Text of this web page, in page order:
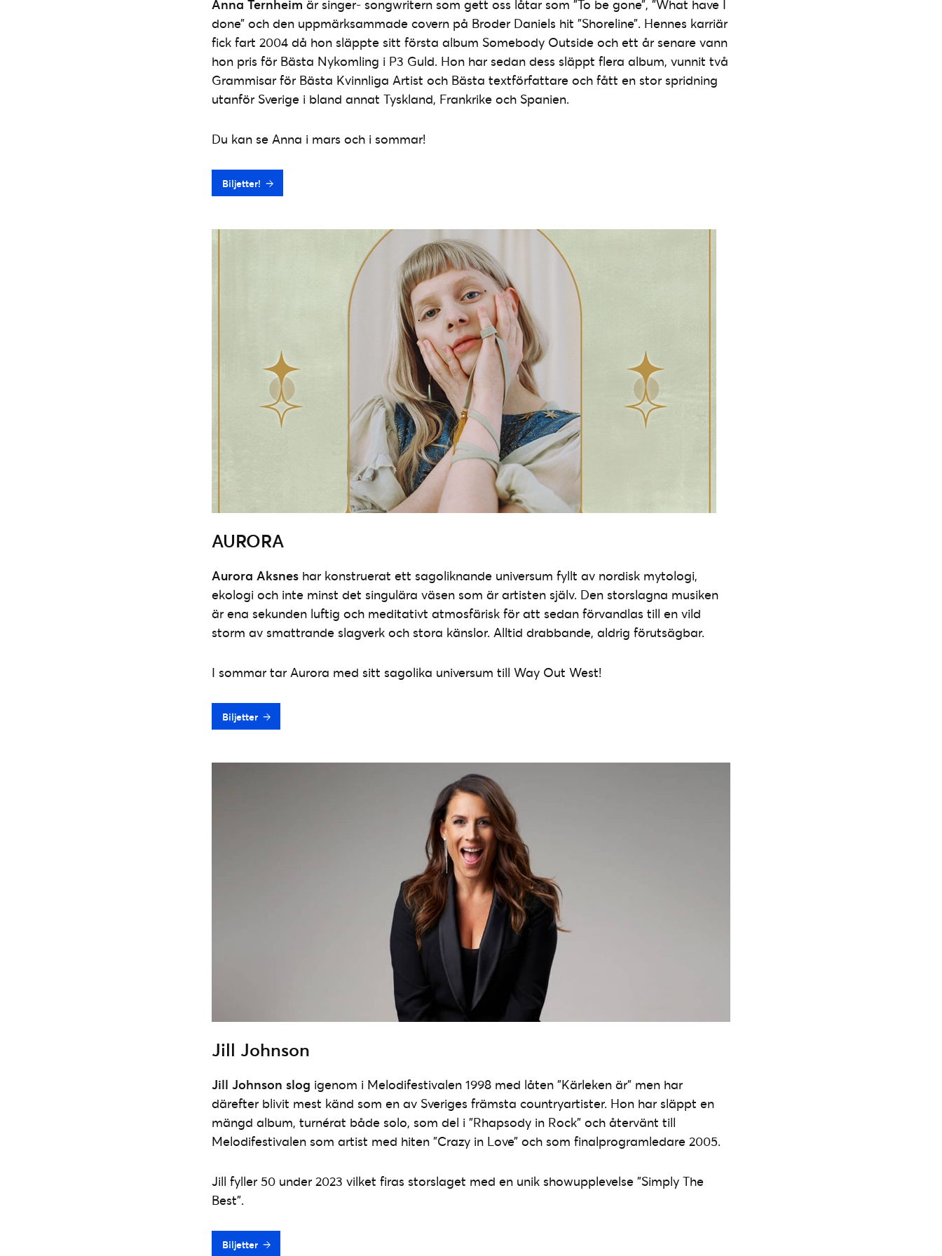
Anna Ternheim är singer- songwritern som gett oss låtar som ”To be gone”, ”What have I
done” och den uppmärksammade covern på Broder Daniels hit ”Shoreline”. Hennes karriär
fick fart 2004 då hon släppte sitt första album Somebody Outside och ett år senare vann
hon pris för Bästa Nykomling i P3 Guld. Hon har sedan dess släppt flera album, vunnit två
Grammisar för Bästa Kvinnliga Artist och Bästa textförfattare och fått en stor spridning
utanför Sverige i bland annat Tyskland, Frankrike och Spanien.
Du kan se Anna i mars och i sommar!
Biljetter!
AURORA
Aurora Aksnes har konstruerat ett sagoliknande universum fyllt av nordisk mytologi,
ekologi och inte minst det singulära väsen som är artisten själv. Den storslagna musiken
är ena sekunden luftig och meditativt atmosfärisk för att sedan förvandlas till en vild
storm av smattrande slagverk och stora känslor. Alltid drabbande, aldrig förutsägbar.
I sommar tar Aurora med sitt sagolika universum till Way Out West!
Biljetter
Jill Johnson
Jill Johnson slog igenom i Melodifestivalen 1998 med låten ”Kärleken är” men har
därefter blivit mest känd som en av Sveriges främsta countryartister. Hon har släppt en
mängd album, turnérat både solo, som del i ”Rhapsody in Rock” och återvänt till
Melodifestivalen som artist med hiten ”Crazy in Love” och som finalprogramledare 2005.
Jill fyller 50 under 2023 vilket firas storslaget med en unik showupplevelse ”Simply The
Best”.
Biljetter